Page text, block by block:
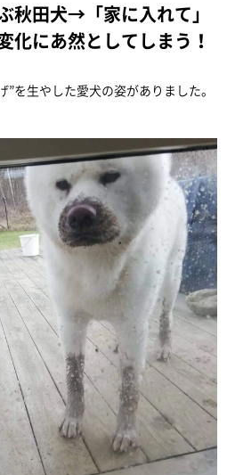
秋田犬→「家に入れて」
化にあ然としてしまう！
を生やした愛犬の姿がありました。